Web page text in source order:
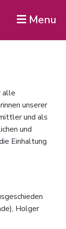
Menu
alle
unserer
und als
und
Einhaltung
Holger